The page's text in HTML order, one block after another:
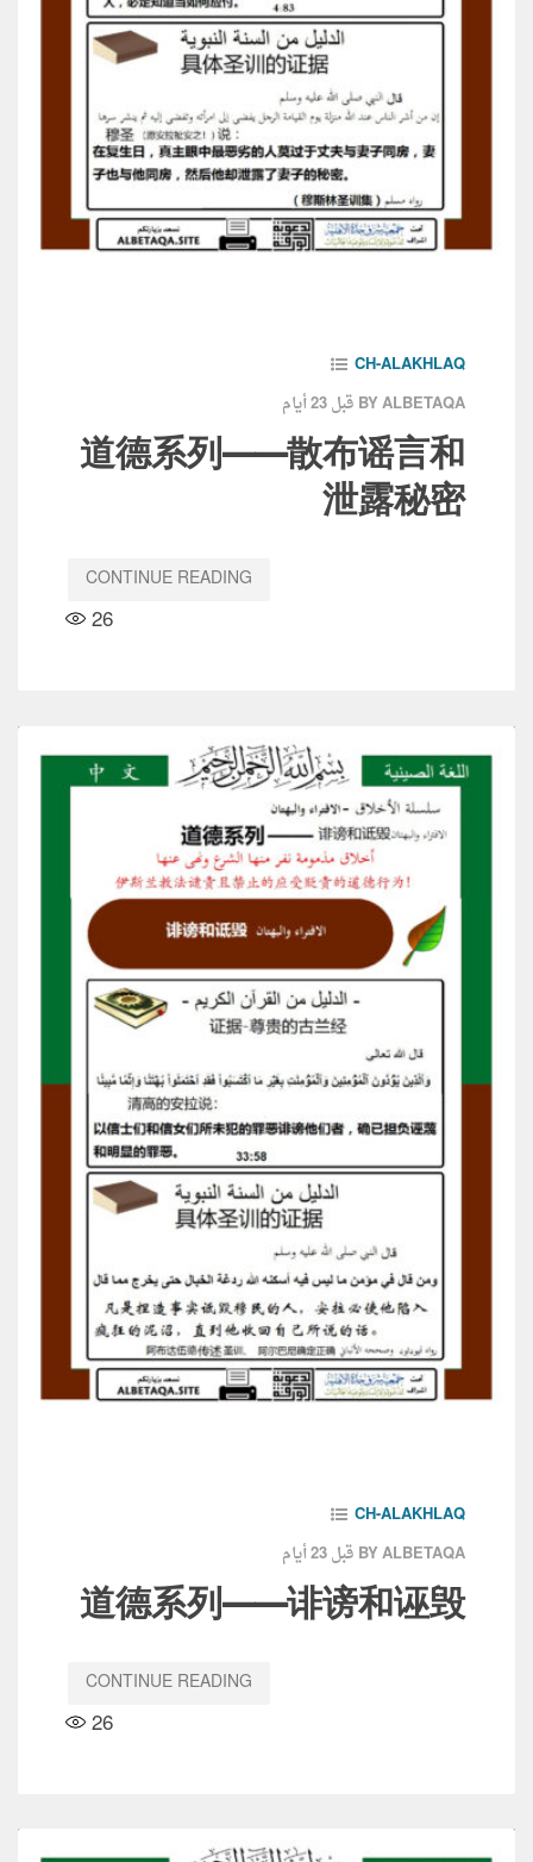
CH-ALAKHLAQ
قبل 23 أيام BY ALBETAQA
道德系列——散布谣言和
泄露秘密
CONTINUE READING
26
CH-ALAKHLAQ
قبل 23 أيام BY ALBETAQA
道德系列——诽谤和诬毁
CONTINUE READING
26